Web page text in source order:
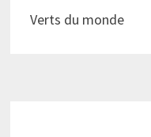
Verts du monde